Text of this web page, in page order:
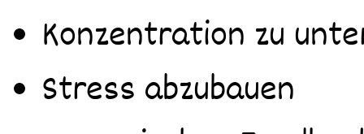
Konzentration zu
Stress abzubauen